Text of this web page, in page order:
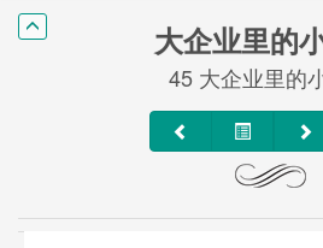
大企业里的
45 大企业里的